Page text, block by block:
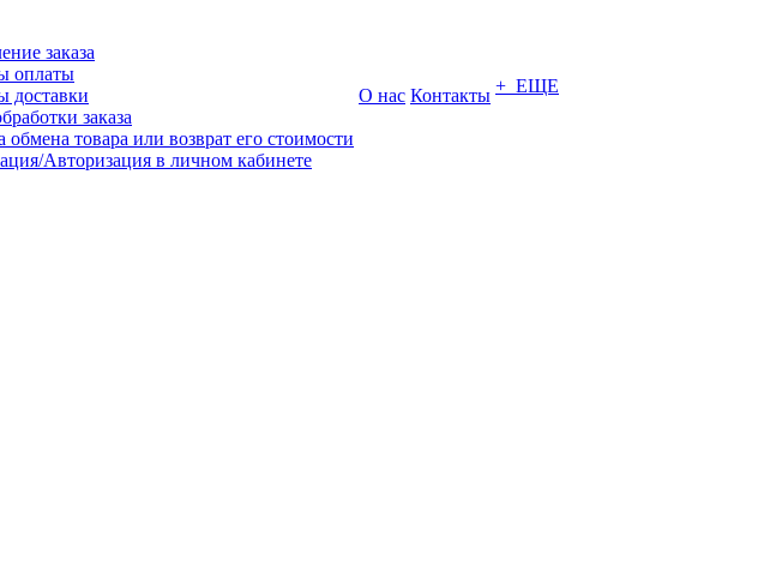
заказа
оплаты
доставки
заказа
обмена товара или возврат его стоимости
Авторизация в личном кабинете
О нас Контакты + ЕЩЕ